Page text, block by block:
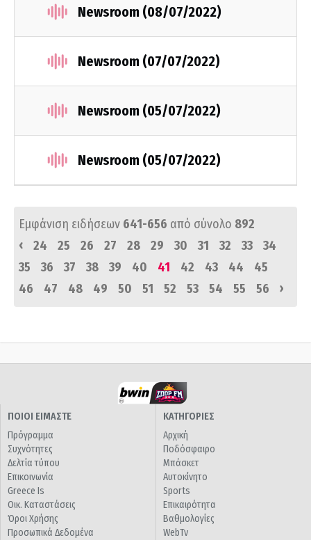
Newsroom (08/07/2022)
Newsroom (07/07/2022)
Newsroom (05/07/2022)
Newsroom (05/07/2022)
Εμφάνιση ειδήσεων 641-656 από σύνολο 892
‹
24 25 26 27 28 29 30 31 32 33
34
35
36 37 38 39 40 41 42 43 44
45
46
47 48 49 50 51 52 53 54 55 56 ›
ΠΟΙΟΙ ΕΙΜΑΣΤΕ
Πρόγραμμα
Συχνότητες
Δελτία τύπου
Επικοινωνία
Greece Is
Οικ. Καταστάσεις
Όροι Χρήσης
Προσωπικά Δεδομένα
ΚΑΤΗΓΟΡΙΕΣ
Αρχική
Ποδόσφαιρο
Μπάσκετ
Αυτοκίνητο
Sports
Επικαιρότητα
Βαθμολογίες
WebTv